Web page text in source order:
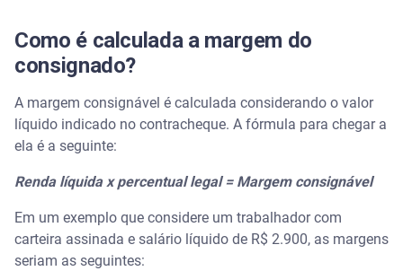
Como é calculada a margem do
consignado?
A margem consignável é calculada considerando o valor
líquido indicado no contracheque. A fórmula para chegar a
ela é a seguinte:
Renda líquida x percentual legal = Margem consignável
Em um exemplo que considere um trabalhador com
carteira assinada e salário líquido de R$ 2.900, as margens
seriam as seguintes: